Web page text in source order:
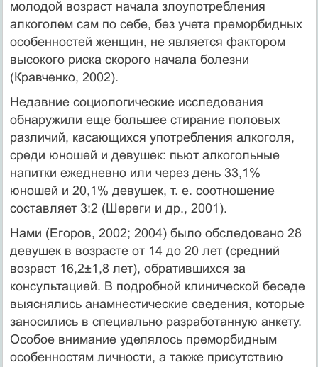
молодой возраст нача­ла злоупотребления
алкоголем сам по себе, без учета преморбидных
особенностей жен­щин, не является фактором
высокого риска скорого начала болезни
(Кравченко, 2002).
Недавние социологические исследования
обнаружили еще большее стирание поло­вых
различий, касающихся употребления алкоголя,
среди юношей и девушек: пьют алко­гольные
напитки ежедневно или через день 33,1%
юношей и 20,1% девушек, т. е. соотно­шение
составляет 3:2 (Шереги и др., 2001).
Нами (Егоров, 2002; 2004) было обследовано 28
девушек в возрасте от 14 до 20 лет (средний
возраст 16,2±1,8 лет), обратившихся за
консультацией. В подробной клиниче­ской беседе
выяснялись анамнестические сведения, которые
заносились в специально разработанную анкету.
Особое внимание уделялось преморбидным
особенностям лич­ности, а также присутствию